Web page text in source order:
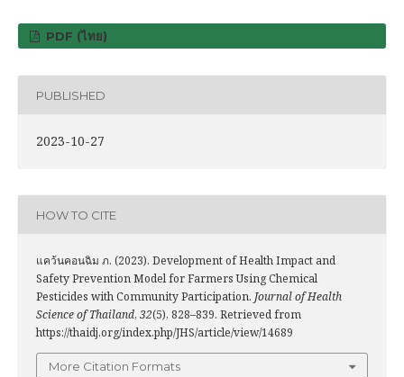
PDF (ไทย)
PUBLISHED
2023-10-27
HOW TO CITE
แคว้นคอนฉิม ภ. (2023). Development of Health Impact and
Safety Prevention Model for Farmers Using Chemical
Pesticides with Community Participation. Journal of Health
Science of Thailand, 32(5), 828–839. Retrieved from
https://thaidj.org/index.php/JHS/article/view/14689
More Citation Formats